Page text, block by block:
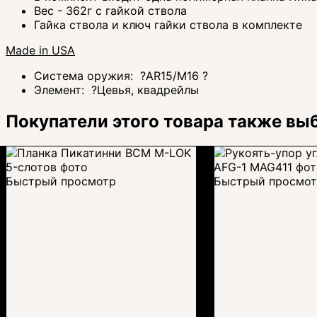
Вес - 362г с гайкой ствола
Гайка ствола и ключ гайки ствола в комплекте
Made in USA
Система оружия: ?AR15/M16 ?
Элемент: ?Цевья, квадрейлы
Покупатели этого товара также
Быстрый просмотр Быстрый